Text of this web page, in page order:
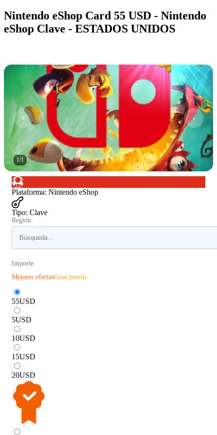
Nintendo eShop Card 55 USD - Nintendo
eShop Clave - ESTADOS UNIDOS
1/1
Plataforma: Nintendo eShop
Tipo: Clave
Región:
Importe:
Mejores ofertasGran precio
55USD
5USD
10USD
15USD
20USD